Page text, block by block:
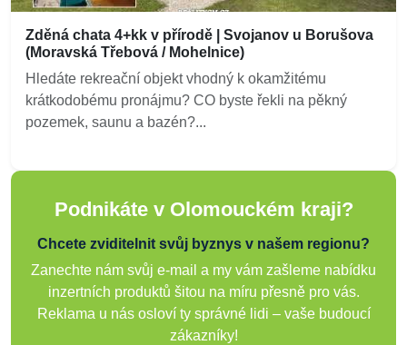
Zděná chata 4+kk v přírodě | Svojanov u Borušova
(Moravská Třebová / Mohelnice)
Hledáte rekreační objekt vhodný k okamžitému
krátkodobému pronájmu? CO byste řekli na pěkný
pozemek, saunu a bazén?...
Podnikáte v Olomouckém kraji?
Chcete zviditelnit svůj byznys v našem regionu?
Zanechte nám svůj e-mail a my vám zašleme nabídku
inzertních produktů šitou na míru přesně pro vás.
Reklama u nás osloví ty správné lidi – vaše budoucí
zákazníky!